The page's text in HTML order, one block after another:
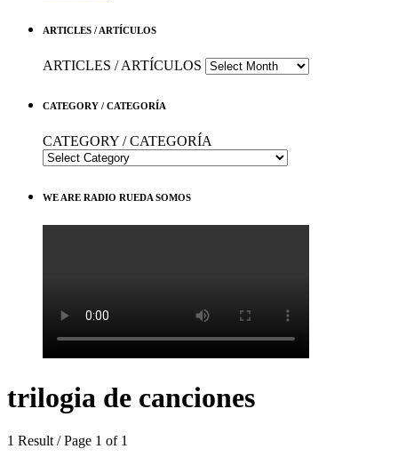
ARTICLES / ARTÍCULOS
ARTICLES / ARTÍCULOS
CATEGORY / CATEGORÍA
CATEGORY / CATEGORÍA
WE ARE RADIO RUEDA SOMOS
trilogia de canciones
1 Result / Page 1 of 1